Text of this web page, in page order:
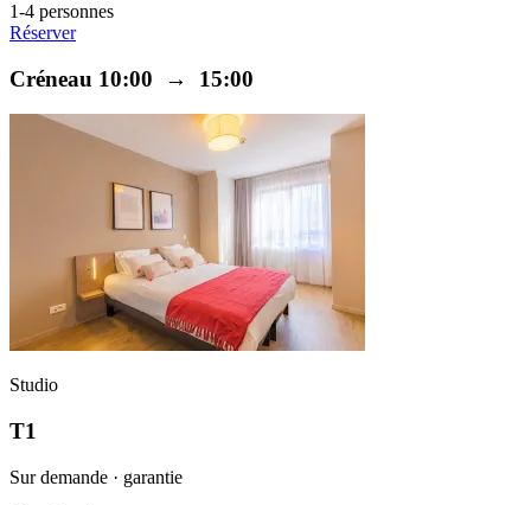
1-4 personnes
Réserver
Créneau 10:00 → 15:00
Studio
T1
Sur demande · garantie